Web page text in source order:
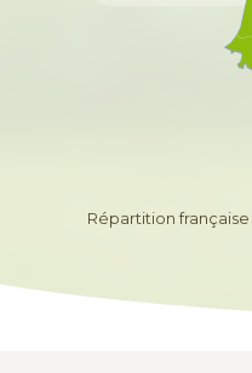
Répartition